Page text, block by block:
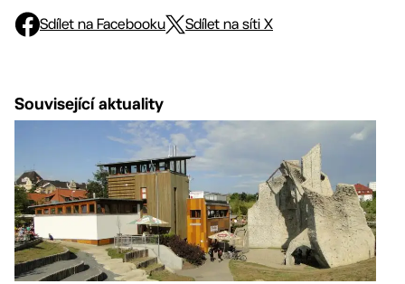
Sdílet na Facebooku Sdílet na síti X
Související aktuality